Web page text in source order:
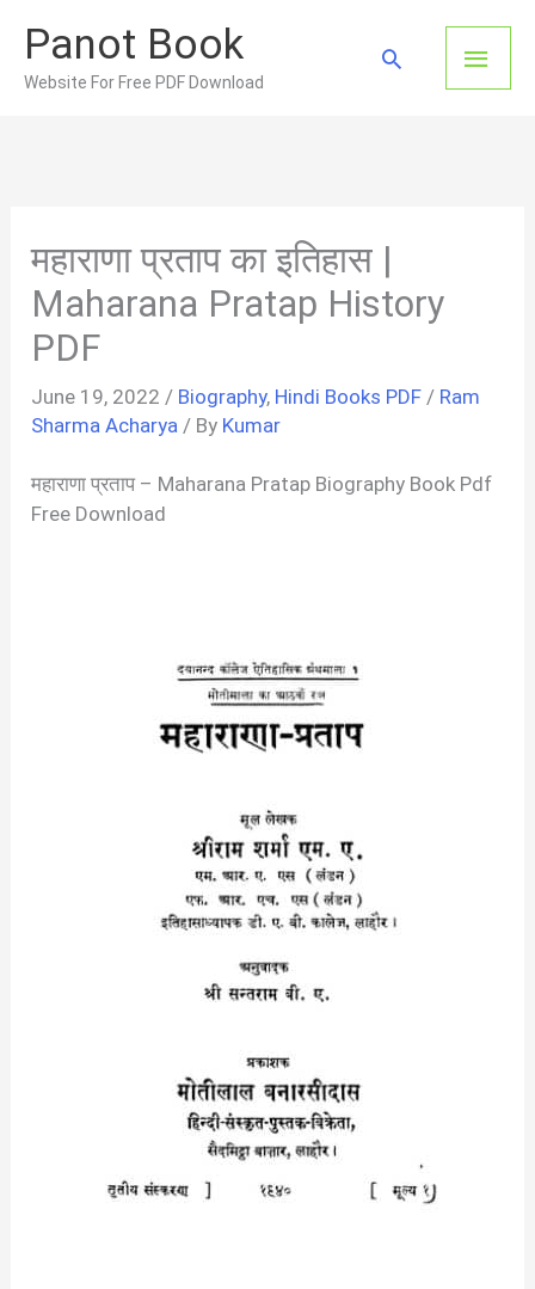
content
Panot Book
Website For Free PDF Download
Main
Search
महाराणा प्रताप का इतिहास |
Maharana Pratap History
PDF
June 19, 2022 / Biography, Hindi Books PDF / Ram
Sharma Acharya / By Kumar
महाराणा प्रताप – Maharana Pratap Biography Book Pdf
Free Download